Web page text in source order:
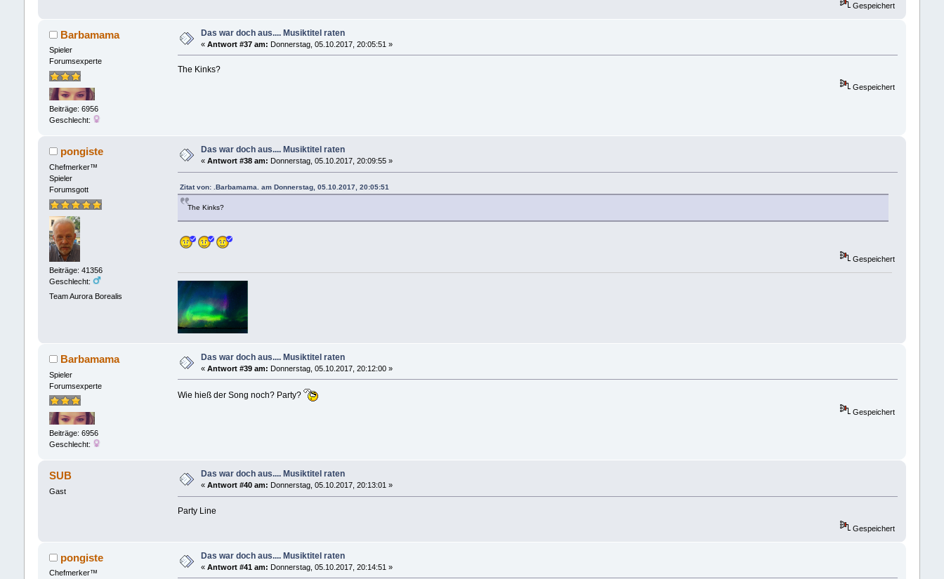
Gespeichert
Barbamama
Spieler
Forumsexperte
Beiträge: 6956
Geschlecht:
Das war doch aus.... Musiktitel raten
« Antwort #37 am: Donnerstag, 05.10.2017, 20:05:51 »
The Kinks?
Gespeichert
pongiste
Chefmerker™
Spieler
Forumsgott
Beiträge: 41356
Geschlecht:
Team Aurora Borealis
Das war doch aus.... Musiktitel raten
« Antwort #38 am: Donnerstag, 05.10.2017, 20:09:55 »
Zitat von: .Barbamama. am Donnerstag, 05.10.2017, 20:05:51
The Kinks?
Gespeichert
Barbamama
Spieler
Forumsexperte
Beiträge: 6956
Geschlecht:
Das war doch aus.... Musiktitel raten
« Antwort #39 am: Donnerstag, 05.10.2017, 20:12:00 »
Wie hieß der Song noch? Party?
Gespeichert
SUB
Gast
Das war doch aus.... Musiktitel raten
« Antwort #40 am: Donnerstag, 05.10.2017, 20:13:01 »
Party Line
Gespeichert
pongiste
Chefmerker™
Das war doch aus.... Musiktitel raten
« Antwort #41 am: Donnerstag, 05.10.2017, 20:14:51 »